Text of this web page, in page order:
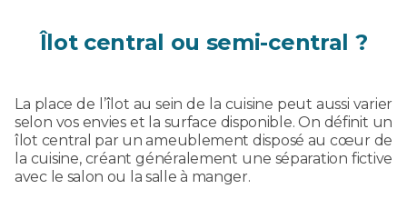
Îlot central ou semi-central ?
La place de l’îlot au sein de la cuisine peut aussi varier
selon vos envies et la surface disponible. On définit un
îlot central par un ameublement disposé au cœur de
la cuisine, créant généralement une séparation fictive
avec le salon ou la salle à manger.